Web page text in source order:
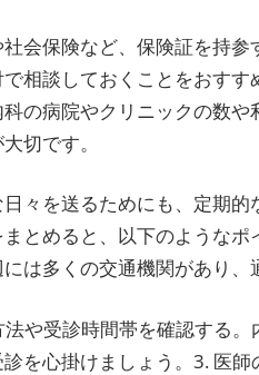
会保険など、保険証を持
相談しておくことをおす
の病院やクリニックの数
切です。
々を送るためにも、定期
とめると、以下のような
は多くの交通機関があり、
や受診時間帯を確認する
を心掛けましょう。3. 医